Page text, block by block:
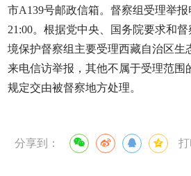
市A139号邮政信箱。督察组受理举
21:00。根据党中央、国务院要求和
境保护督察组主要受理西藏自治区生
来电信访举报，其他不属于受理范围
规定交由被督察地方处理。
分享到：